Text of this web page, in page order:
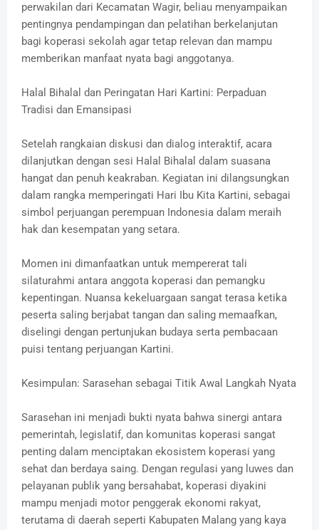
perwakilan dari Kecamatan Wagir, beliau menyampaikan
pentingnya pendampingan dan pelatihan berkelanjutan
bagi koperasi sekolah agar tetap relevan dan mampu
memberikan manfaat nyata bagi anggotanya.
Halal Bihalal dan Peringatan Hari Kartini: Perpaduan
Tradisi dan Emansipasi
Setelah rangkaian diskusi dan dialog interaktif, acara
dilanjutkan dengan sesi Halal Bihalal dalam suasana
hangat dan penuh keakraban. Kegiatan ini dilangsungkan
dalam rangka memperingati Hari Ibu Kita Kartini, sebagai
simbol perjuangan perempuan Indonesia dalam meraih
hak dan kesempatan yang setara.
Momen ini dimanfaatkan untuk mempererat tali
silaturahmi antara anggota koperasi dan pemangku
kepentingan. Nuansa kekeluargaan sangat terasa ketika
peserta saling berjabat tangan dan saling memaafkan,
diselingi dengan pertunjukan budaya serta pembacaan
puisi tentang perjuangan Kartini.
Kesimpulan: Sarasehan sebagai Titik Awal Langkah Nyata
Sarasehan ini menjadi bukti nyata bahwa sinergi antara
pemerintah, legislatif, dan komunitas koperasi sangat
penting dalam menciptakan ekosistem koperasi yang
sehat dan berdaya saing. Dengan regulasi yang luwes dan
pelayanan publik yang bersahabat, koperasi diyakini
mampu menjadi motor penggerak ekonomi rakyat,
terutama di daerah seperti Kabupaten Malang yang kaya